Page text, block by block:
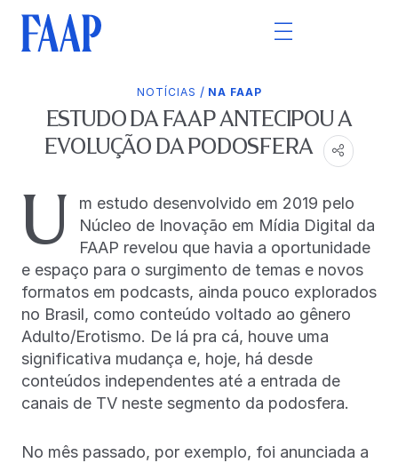
NOTÍCIAS / NA FAAP
ESTUDO DA FAAP ANTECIPOU A
EVOLUÇÃO DA PODOSFERA
U
m estudo desenvolvido em 2019 pelo
Núcleo de Inovação em Mídia Digital da
FAAP revelou que havia a oportunidade
e espaço para o surgimento de temas e novos
formatos em podcasts, ainda pouco explorados
no Brasil, como conteúdo voltado ao gênero
Adulto/Erotismo. De lá pra cá, houve uma
significativa mudança e, hoje, há desde
conteúdos independentes até a entrada de
canais de TV neste segmento da podosfera.
No mês passado, por exemplo, foi anunciada a